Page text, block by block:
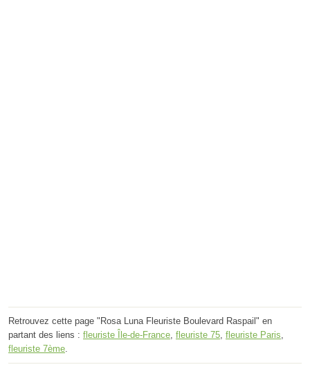
Retrouvez cette page "Rosa Luna Fleuriste Boulevard Raspail" en
partant des liens : fleuriste Île-de-France fleuriste 75 fleuriste Paris
fleuriste 7ème